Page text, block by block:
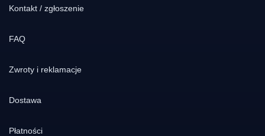
Kontakt / zgłoszenie
FAQ
Zwroty i reklamacje
Dostawa
Płatności